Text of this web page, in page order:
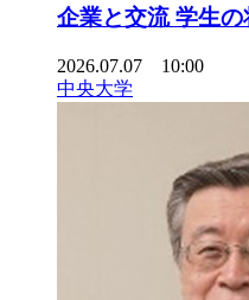
企業と交流 学生
2026.07.07 10:00
中央大学